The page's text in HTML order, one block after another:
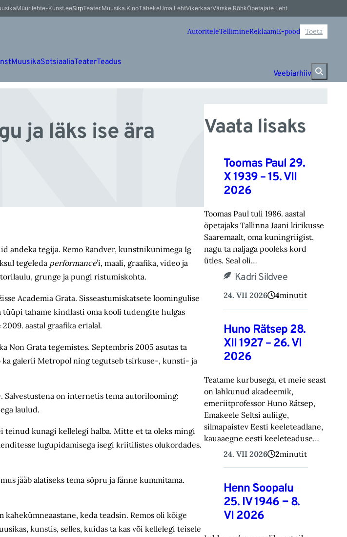
Müürilehte-Kunst.eeSirpTeater.Muusika.KinoTähekeUma LehtVikerkaarVärske RõhkÕpetajate Leht
AutoriteleTellimineReklaamE-pood Toeta
MuusikaSotsiaaliaTeaterTeadus
Veebiarhiiv
ja läks ise ära
andeka tegija. Remo Randver, kunstnikunimega Ig
tegeleda performance’i, maali, graafika, video ja
grunge ja pungi ristumiskohta.
Academia Grata. Sisseastumiskatsete loomingulise
tüüpi tahame kindlasti oma kooli tudengite hulgas
aastal graafika erialal.
Non Grata tegemistes. Septembris 2005 asutas ta
ka galerii Metropol ning tegutseb tsirkuse-, kunsti- ja
Salvestustena on internetis tema autorilooming:
laulud.
teinud kunagi kellelegi halba. Mitte et ta oleks mingi
lugupidamisega isegi kriitilistes olukordades.
jääb alatiseks tema sõpru ja fänne kummitama.
keda teadsin. Remos oli kõige
kunstis, selles, kuidas ta kas või kellelegi teisele
Vaata lisaks
Toomas Paul 29.
X 1939 – 15. VII
2026
Toomas Paul tuli 1986. aastal
õpetajaks Tallinna Jaani kirikusse
Saaremaalt, oma kuningriigist,
nagu ta naljaga pooleks kord
ütles. Seal oli…
Kadri Sildvee
24. VII 2026 4minutit
Huno Rätsep 28.
XII 1927 – 26. VI
2026
Teatame kurbusega, et meie seast
on lahkunud akadeemik,
emeriitprofessor Huno Rätsep,
Emakeele Seltsi auliige,
silmapaistev Eesti keeleteadlane,
kauaaegne eesti keeleteaduse…
24. VII 2026
2minutit
Henn Soopalu
25. IV 1946 − 8.
VI 2026